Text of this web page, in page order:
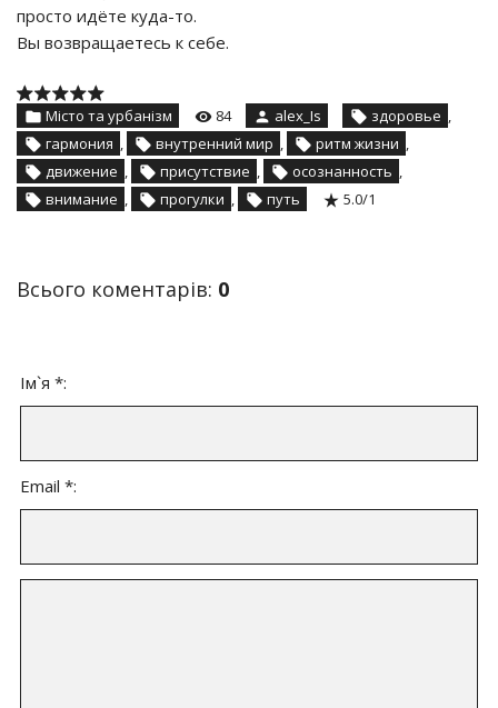
просто идёте куда-то.
Вы возвращаетесь к себе.
Місто та урбанізм 84 alex_Is здоровье ,
гармония , внутренний мир , ритм жизни ,
движение , присутствие , осознанность ,
внимание , прогулки , путь 5.0/1
Всього коментарів: 0
Ім`я *:
Email *: